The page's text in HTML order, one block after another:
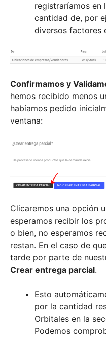
registraríamos en
cantidad de, por
diversos factores
Confirmamos y
hemos recibido menos
habíamos pedido
ventana:
Clicaremos una opción
esperamos recibir los
o bien, no esperamos
restan. En el caso de
tarde por parte de
Crear entrega parcial.
Esto
por la cantidad
Orbitales en la
Podemos